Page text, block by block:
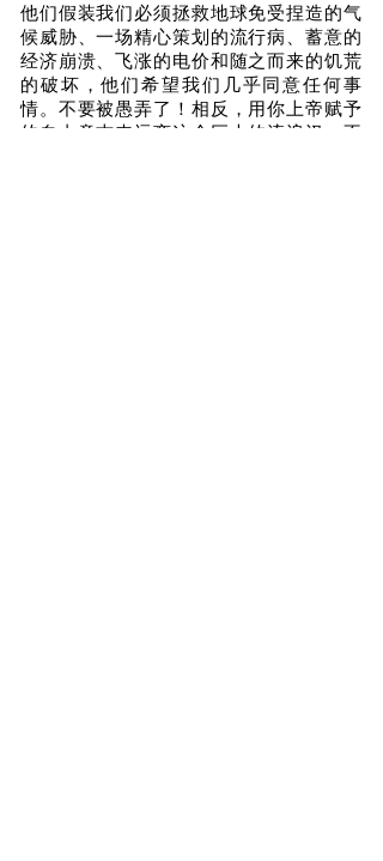
他们假装我们必须拯救地球免受捏造的气
候威胁、一场精心策划的流行病、蓄意的
经济崩溃、飞涨的电价和随之而来的饥荒
的破坏，他们希望我们几乎同意任何事
情。不要被愚弄了！相反，用你上帝赋予
的自由意志来远离这个巨大的流浪汉。不